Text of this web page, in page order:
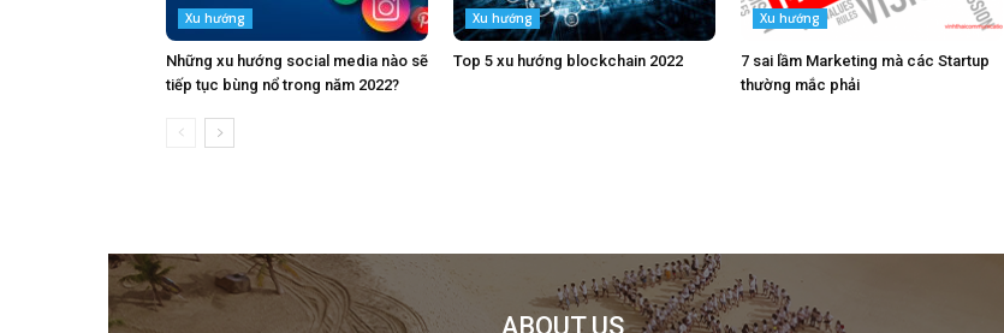
Xu hướng
Những xu hướng social media nào sẽ
tiếp tục bùng nổ trong năm 2022?
Xu hướng
Top 5 xu hướng blockchain 2022
Xu hướng
7 sai lầm Marketing mà các Startup
thường mắc phải
ABOUT US